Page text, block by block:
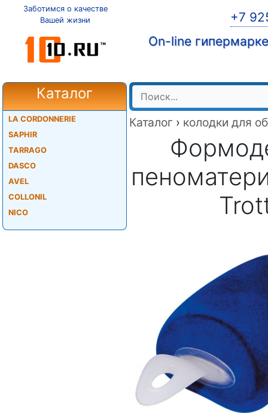
Заботимся о качестве
Вашей жизни
+7
On-line
Каталог
LA CORDONNERIE
SAPHIR
TARRAGO
DASCO
AVEL
COLLONIL
NICO
Каталог › колодки для